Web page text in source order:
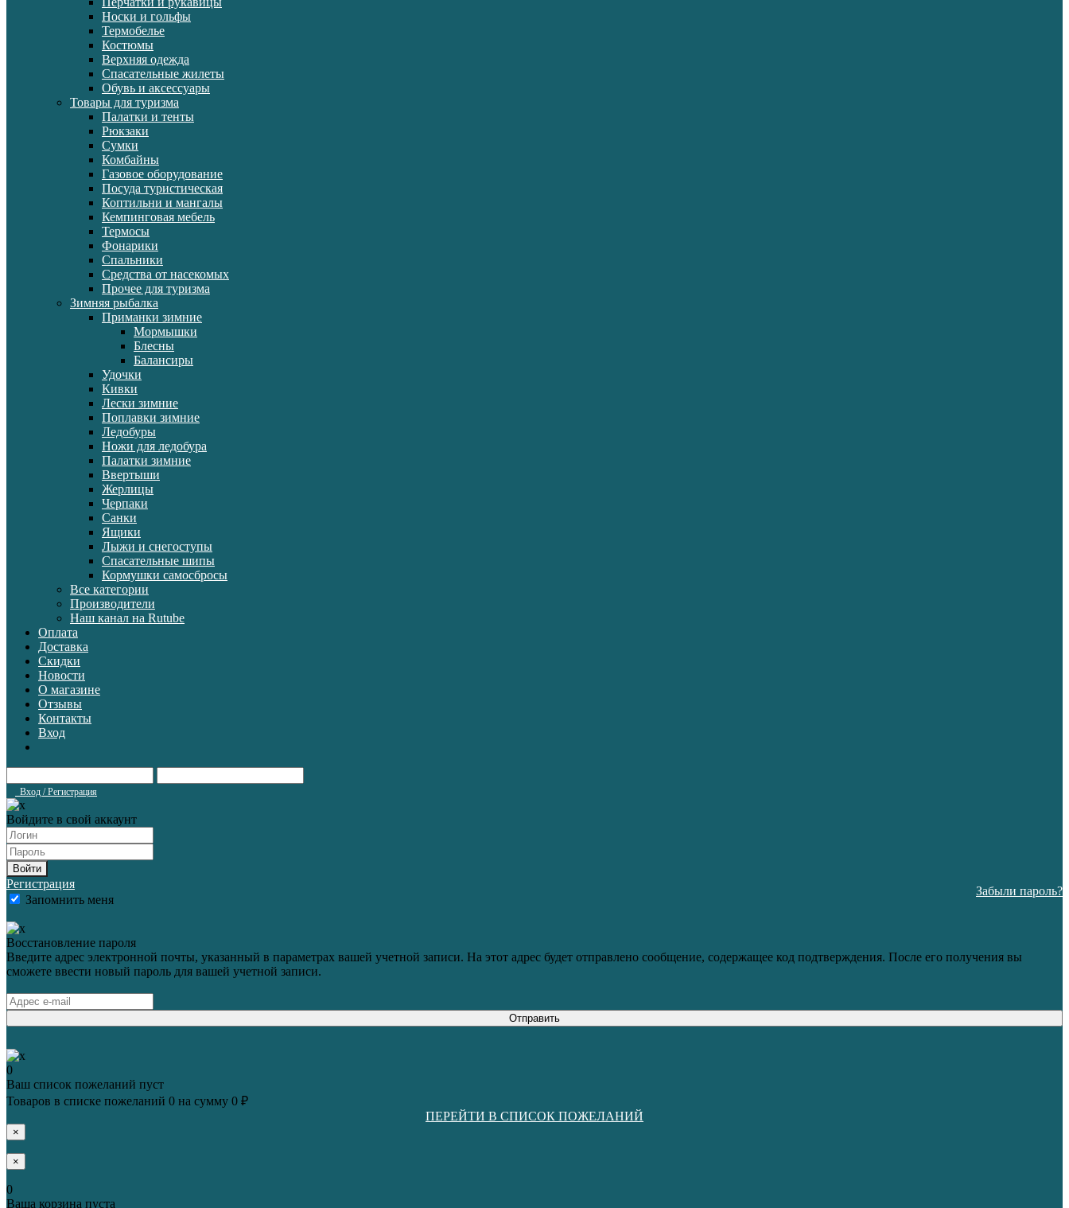
Носки и гольфы
Термобелье
Костюмы
Верхняя одежда
Спасательные жилеты
Обувь и аксессуары
Товары для туризма
Палатки и тенты
Рюкзаки
Сумки
Комбайны
Газовое оборудование
Посуда туристическая
Коптильни и мангалы
Кемпинговая мебель
Термосы
Фонарики
Спальники
Средства от насекомых
Прочее для туризма
Зимняя рыбалка
Приманки зимние
Мормышки
Блесны
Балансиры
Удочки
Кивки
Лески зимние
Поплавки зимние
Ледобуры
Ножи для ледобура
Палатки зимние
Ввертыши
Жерлицы
Черпаки
Санки
Ящики
Лыжи и снегоступы
Спасательные шипы
Кормушки самосбросы
Все категории
Производители
Наш канал на Rutube
Оплата
Доставка
Скидки
Новости
О магазине
Отзывы
Контакты
Вход
Вход / Регистрация
Войдите в свой аккаунт
Войти
Регистрация
Запомнить меня
Забыли пароль?
Восстановление пароля
Введите адрес электронной почты, указанный в параметрах вашей учетной записи. На этот адрес будет отправлено сообщение, содержащее код подтверждения. После его получения вы
сможете ввести новый пароль для вашей учетной записи.
Отправить
0
Ваш список пожеланий пуст
Товаров в списке пожеланий 0 на сумму 0 ₽
ПЕРЕЙТИ В СПИСОК ПОЖЕЛАНИЙ
×
×
0
Ваша корзина пуста